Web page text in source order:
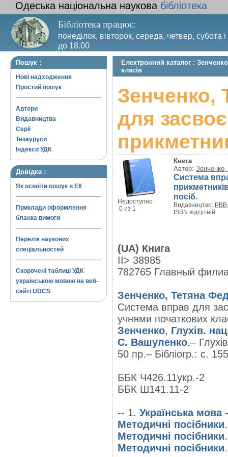
Одеська національна наукова бібліотека
Бібліотека працює:
понеділок, вівторок, середа, четвер, субота
до 18.00
Вихідний день – п’ятниця. Останній четвер
Пошук :
Нові надходження
Простий пошук
Автори
Видавництва
Серії
Тезауруси
Індекси УДК
Довідка :
Як освоїти пошук в ЕК
Приклади оформлення
бланка вимоги
Перелік наукових
спеціальностей
Скорочені таблиці УДК
українською мовою на веб-
сайті UDCS
Електронний каталог :
класів
Зенченко,
для
Недоступно
0 из 1
Книга
Автор:
Система
посіб.
Видавництво: РВВ
ISBN відсутній
(UA) Книга
II> 38985
782765 Главный
Зенченко, Тетяна
Система вправ для
учнями початкових
Зенченко, Глухів.
С. Вашуленко.–
50 пр.– Бібліогр.: с.
ББК Ч426.11укр.-2
ББК Ш141.11-2
-- 1. Українська
Методичні посібники
Методичні посібники
Методичні посібники.